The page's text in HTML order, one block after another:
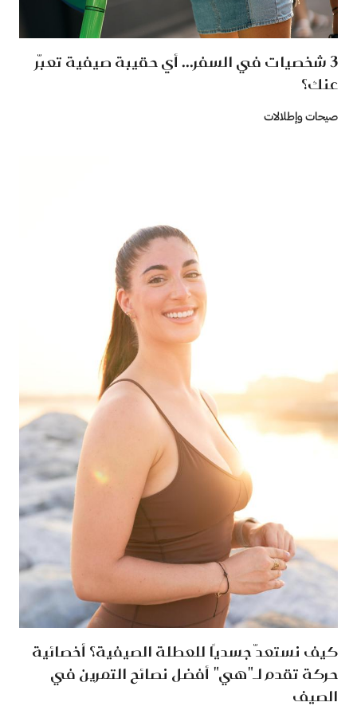
3 شخصيات في السفر... أي حقيبة صيفية تعبّر
عنك؟
صيحات وإطلالات
كيف نستعدّ جسديًا للعطلة الصيفية؟ أخصائية
حركة تقدم لـ"هي" أفضل نصائح التمرين في
الصيف